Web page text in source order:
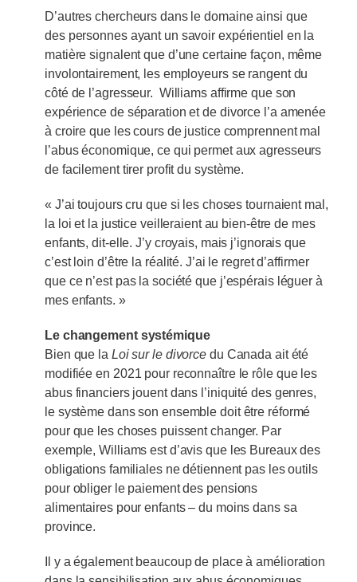
D’autres chercheurs dans le domaine ainsi que
des personnes ayant un savoir expérientiel en la
matière signalent que d’une certaine façon, même
involontairement, les employeurs se rangent du
côté de l’agresseur. Williams affirme que son
expérience de séparation et de divorce l’a amenée
à croire que les cours de justice comprennent mal
l’abus économique, ce qui permet aux agresseurs
de facilement tirer profit du système.
« J’ai toujours cru que si les choses tournaient mal,
la loi et la justice veilleraient au bien-être de mes
enfants, dit-elle. J’y croyais, mais j’ignorais que
c’est loin d’être la réalité. J’ai le regret d’affirmer
que ce n’est pas la société que j’espérais léguer à
mes enfants. »
Le changement systémique
Bien que la Loi sur le divorce du Canada ait été
modifiée en 2021 pour reconnaître le rôle que les
abus financiers jouent dans l’iniquité des genres,
le système dans son ensemble doit être réformé
pour que les choses puissent changer. Par
exemple, Williams est d’avis que les Bureaux des
obligations familiales ne détiennent pas les outils
pour obliger le paiement des pensions
alimentaires pour enfants – du moins dans sa
province.
Il y a également beaucoup de place à amélioration